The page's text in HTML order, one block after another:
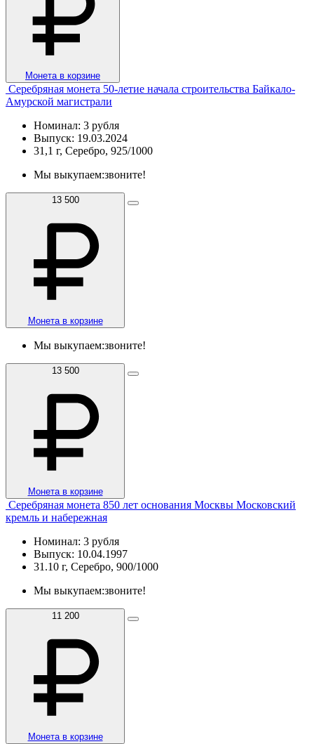
Монета в корзине
Серебряная монета 50-летие начала строительства Байкало-
Амурской магистрали
Номинал: 3 рубля
Выпуск: 19.03.2024
31,1 г, Серебро, 925/1000
Мы выкупаем:звоните!
13 500
Монета в корзине
Мы выкупаем:звоните!
13 500
Монета в корзине
Серебряная монета 850 лет основания Москвы Московский
кремль и набережная
Номинал: 3 рубля
Выпуск: 10.04.1997
31.10 г, Серебро, 900/1000
Мы выкупаем:звоните!
11 200
Монета в корзине